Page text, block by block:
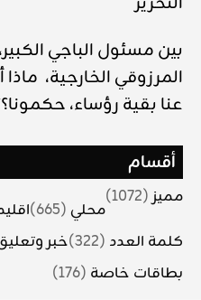
بين مسئول الباجي
المرزوقي الخارجية،
عنا بقية رؤساء،
أقسام
مميز(1072)
محلي (665)
كلمة العدد (322) خبر
بطاقات خاصة (176)